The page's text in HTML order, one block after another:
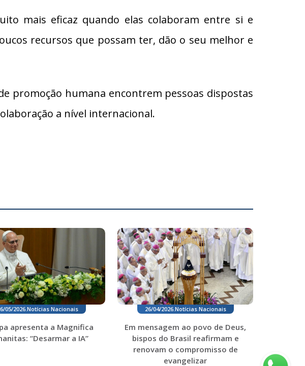
mais eficaz quando elas colaboram entre si e
recursos que possam ter, dão o seu melhor e
promoção humana encontrem pessoas dispostas
a nível internacional.
05/2026. Notícias Nacionais
apresenta a Magnifica
“Desarmar a IA”
26/04/2026. Notícias Nacionais
Em mensagem ao povo de Deus,
bispos do Brasil reafirmam e
renovam o compromisso de
evangelizar